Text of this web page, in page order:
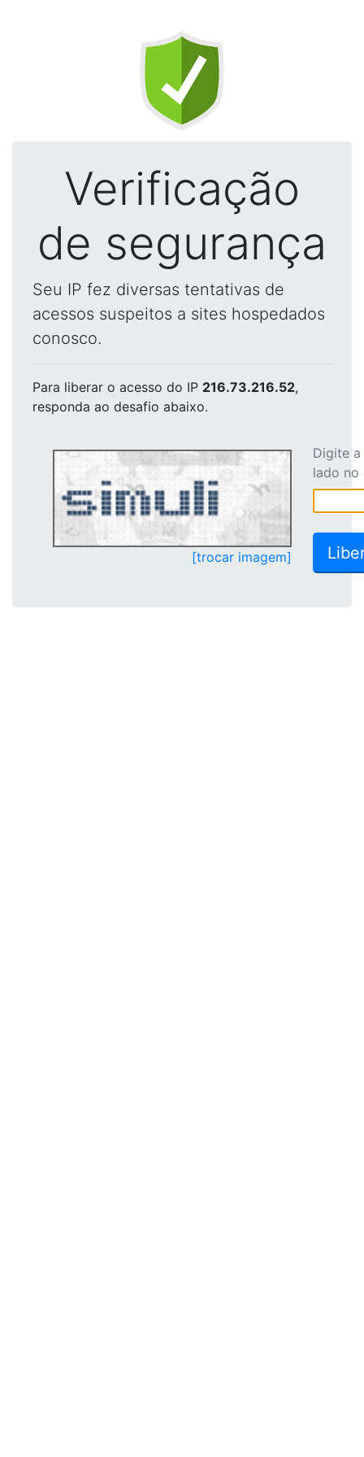
Verificação
de segurança
Seu IP fez diversas tentativas de
acessos suspeitos a sites hospedados
conosco.
Para liberar o acesso do IP 216.73.216.52,
responda ao desafio abaixo.
[trocar imagem]
Digite
lado no